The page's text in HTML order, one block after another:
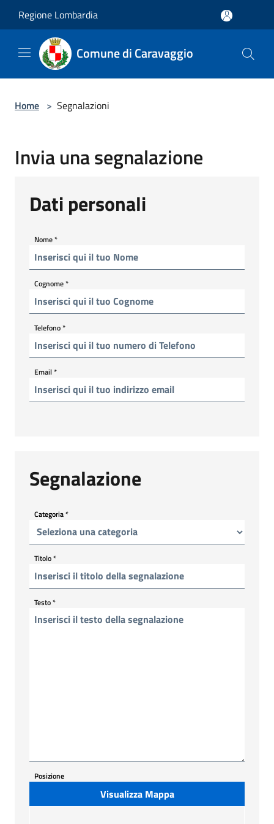
Regione Lombardia
Comune di Caravaggio
Home > Segnalazioni
Invia una segnalazione
Dati personali
Nome*
Cognome*
Telefono*
Email*
Segnalazione
Categoria*
Titolo*
Testo*
Posizione
Visualizza Mappa